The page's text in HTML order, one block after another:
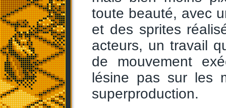
toute beauté, avec
et des sprites
acteurs, un travail
de mouvement
lésine pas sur les
superproduction.